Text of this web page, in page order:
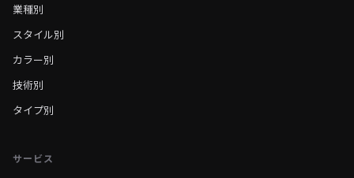
業種別
スタイル別
カラー別
技術別
タイプ別
サービス